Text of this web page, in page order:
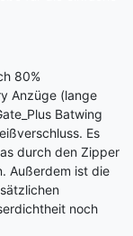
80%
Anzüge (lange
Batwing
Es
durch den Zipper
Außerdem ist die
noch